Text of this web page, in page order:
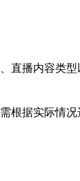
播内容类
根据实际情况